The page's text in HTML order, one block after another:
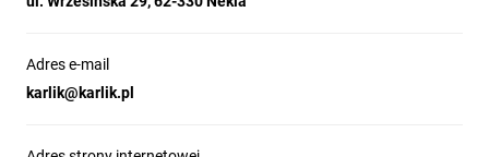
Adres e-mail
karlik@karlik.pl